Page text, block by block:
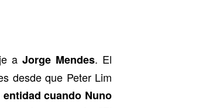
a Jorge Mendes. El
desde que Peter Lim
cuando Nuno